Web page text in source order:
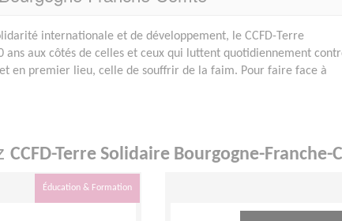
internationale et de développement, le CCFD-Terre
ans aux côtés de celles et ceux qui luttent quotidiennement
en premier lieu, celle de souffrir de la faim. Pour faire face à
CCFD-Terre Solidaire Bourgogne-Franche-
Éducation & Formation